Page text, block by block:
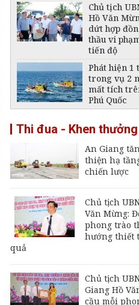
Chủ tịch
Hồ Văn
dứt hợp
thầu vi
tiến độ
Phát hiện 1
trong vụ 2
mất tích
Phú Quốc
giảm mức
điện trên
An Giang
7/8/2026
Đại tá
Chính ủy
Quân sự
Giang
Khai mạc
Đội K92
8 hài cốt
Thi đua - Khen thưởng
An Giang
thiện hạ
chiến lược
Chủ tịch
Văn Mừng:
phong trào
hướng thiết
quả
Chủ tịch
Giang Hồ
cầu mỗi